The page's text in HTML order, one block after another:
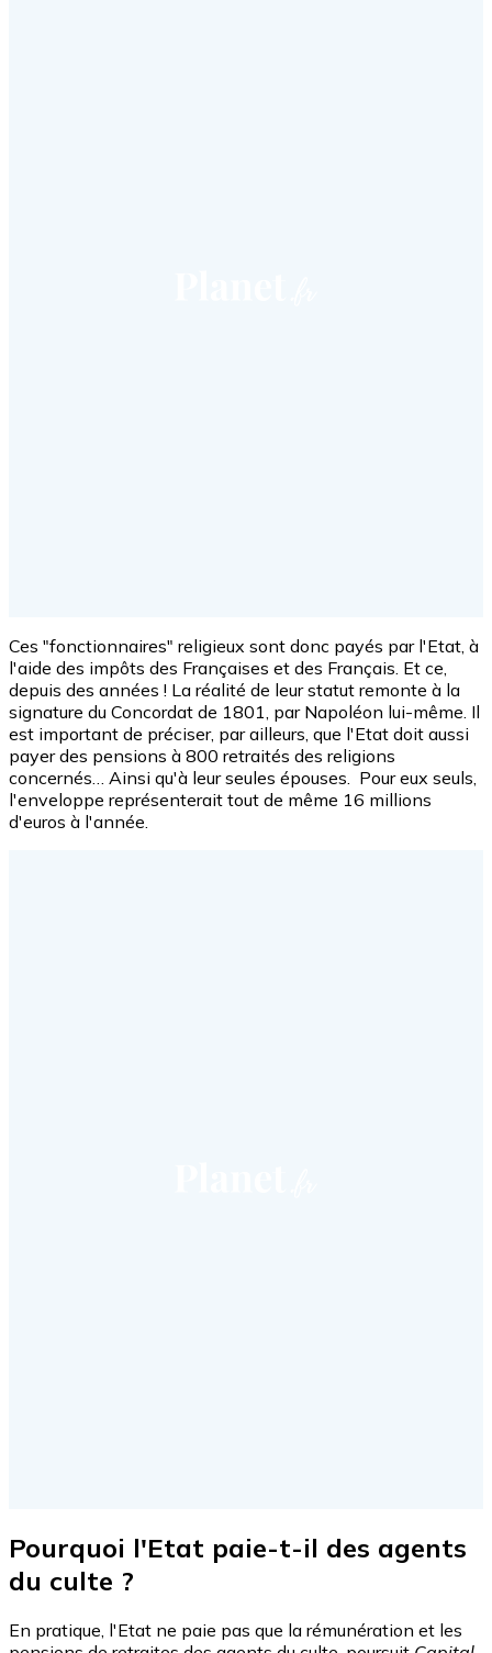
Ces "fonctionnaires" religieux sont donc payés par l'Etat, à
l'aide des impôts des Françaises et des Français. Et ce,
depuis des années ! La réalité de leur statut remonte à la
signature du Concordat de 1801, par Napoléon lui-même. Il
est important de préciser, par ailleurs, que l'Etat doit aussi
payer des pensions à 800 retraités des religions
concernés… Ainsi qu'à leur seules épouses. Pour eux seuls,
l'enveloppe représenterait tout de même 16 millions
d'euros à l'année.
Pourquoi l'Etat paie-t-il des agents
du culte ?
En pratique, l'Etat ne paie pas que la rémunération et les